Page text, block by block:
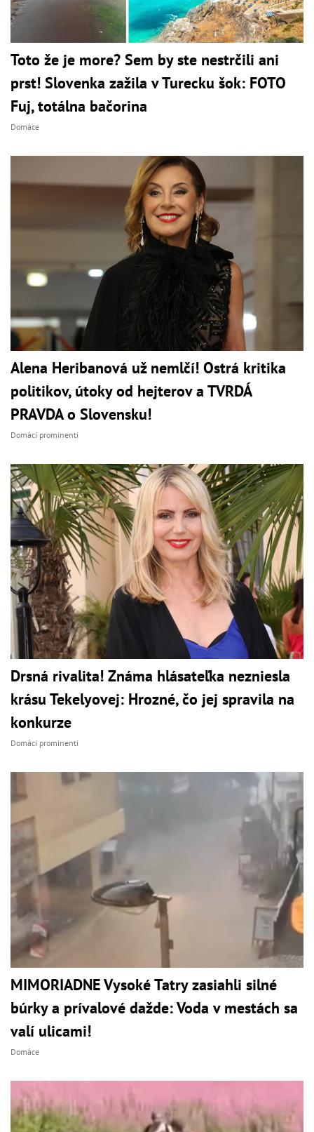
Toto že je more? Sem by ste nestrčili ani
prst! Slovenka zažila v Turecku šok: FOTO
Fuj, totálna bačorina
Domáce
Alena Heribanová už nemlčí! Ostrá kritika
politikov, útoky od hejterov a TVRDÁ
PRAVDA o Slovensku!
Domáci prominenti
Drsná rivalita! Známa hlásateľka nezniesla
krásu Tekelyovej: Hrozné, čo jej spravila na
konkurze
Domáci prominenti
MIMORIADNE Vysoké Tatry zasiahli silné
búrky a prívalové dažde: Voda v mestách sa
valí ulicami!
Domáce